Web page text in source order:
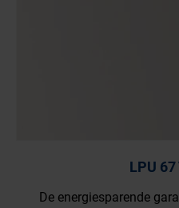
LPU
De energiesparende